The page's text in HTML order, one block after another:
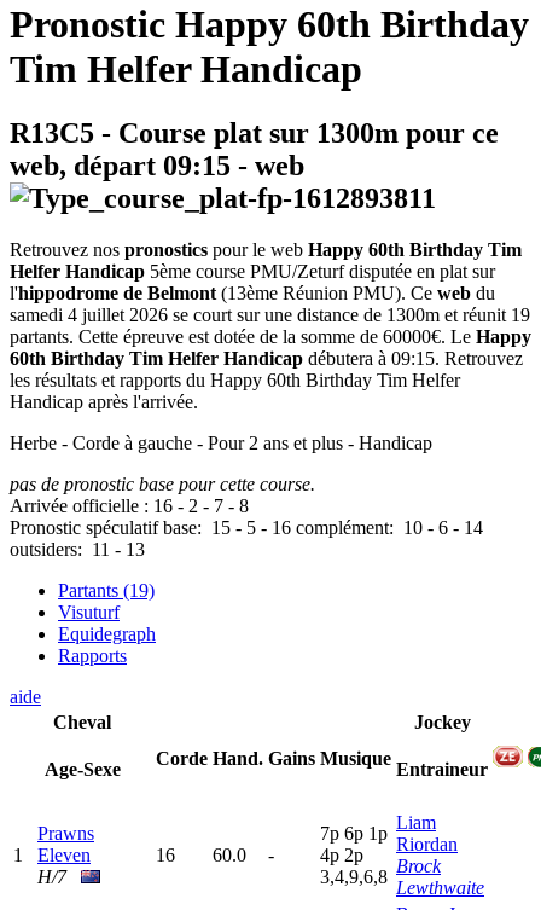
Pronostic Happy 60th Birthday
Tim Helfer Handicap
R13C5 - Course plat sur 1300m pour ce
web, départ 09:15 - web
Retrouvez nos pronostics pour le web Happy 60th Birthday Tim
Helfer Handicap 5ème course PMU/Zeturf disputée en plat sur
l'hippodrome de Belmont (13ème Réunion PMU). Ce web du
samedi 4 juillet 2026 se court sur une distance de 1300m et réunit 19
partants. Cette épreuve est dotée de la somme de 60000€. Le Happy
60th Birthday Tim Helfer Handicap débutera à 09:15. Retrouvez
les résultats et rapports du Happy 60th Birthday Tim Helfer
Handicap après l'arrivée.
Herbe - Corde à gauche - Pour 2 ans et plus - Handicap
pas de pronostic base pour cette course.
Arrivée officielle : 16 - 2 - 7 - 8
Pronostic spéculatif base: 15 - 5 - 16 complément: 10 - 6 - 14
outsiders: 11 - 13
Partants (19)
Visuturf
Equidegraph
Rapports
aide
Cheval
Age-Sexe
Corde Hand. Gains Musique
Jockey
Entraineur
1
Prawns
Eleven
H/7
16 60.0 -
7p 6p 1p
4p 2p
3,4,9,6,8
Liam
Riordan
Brock
Lewthwaite